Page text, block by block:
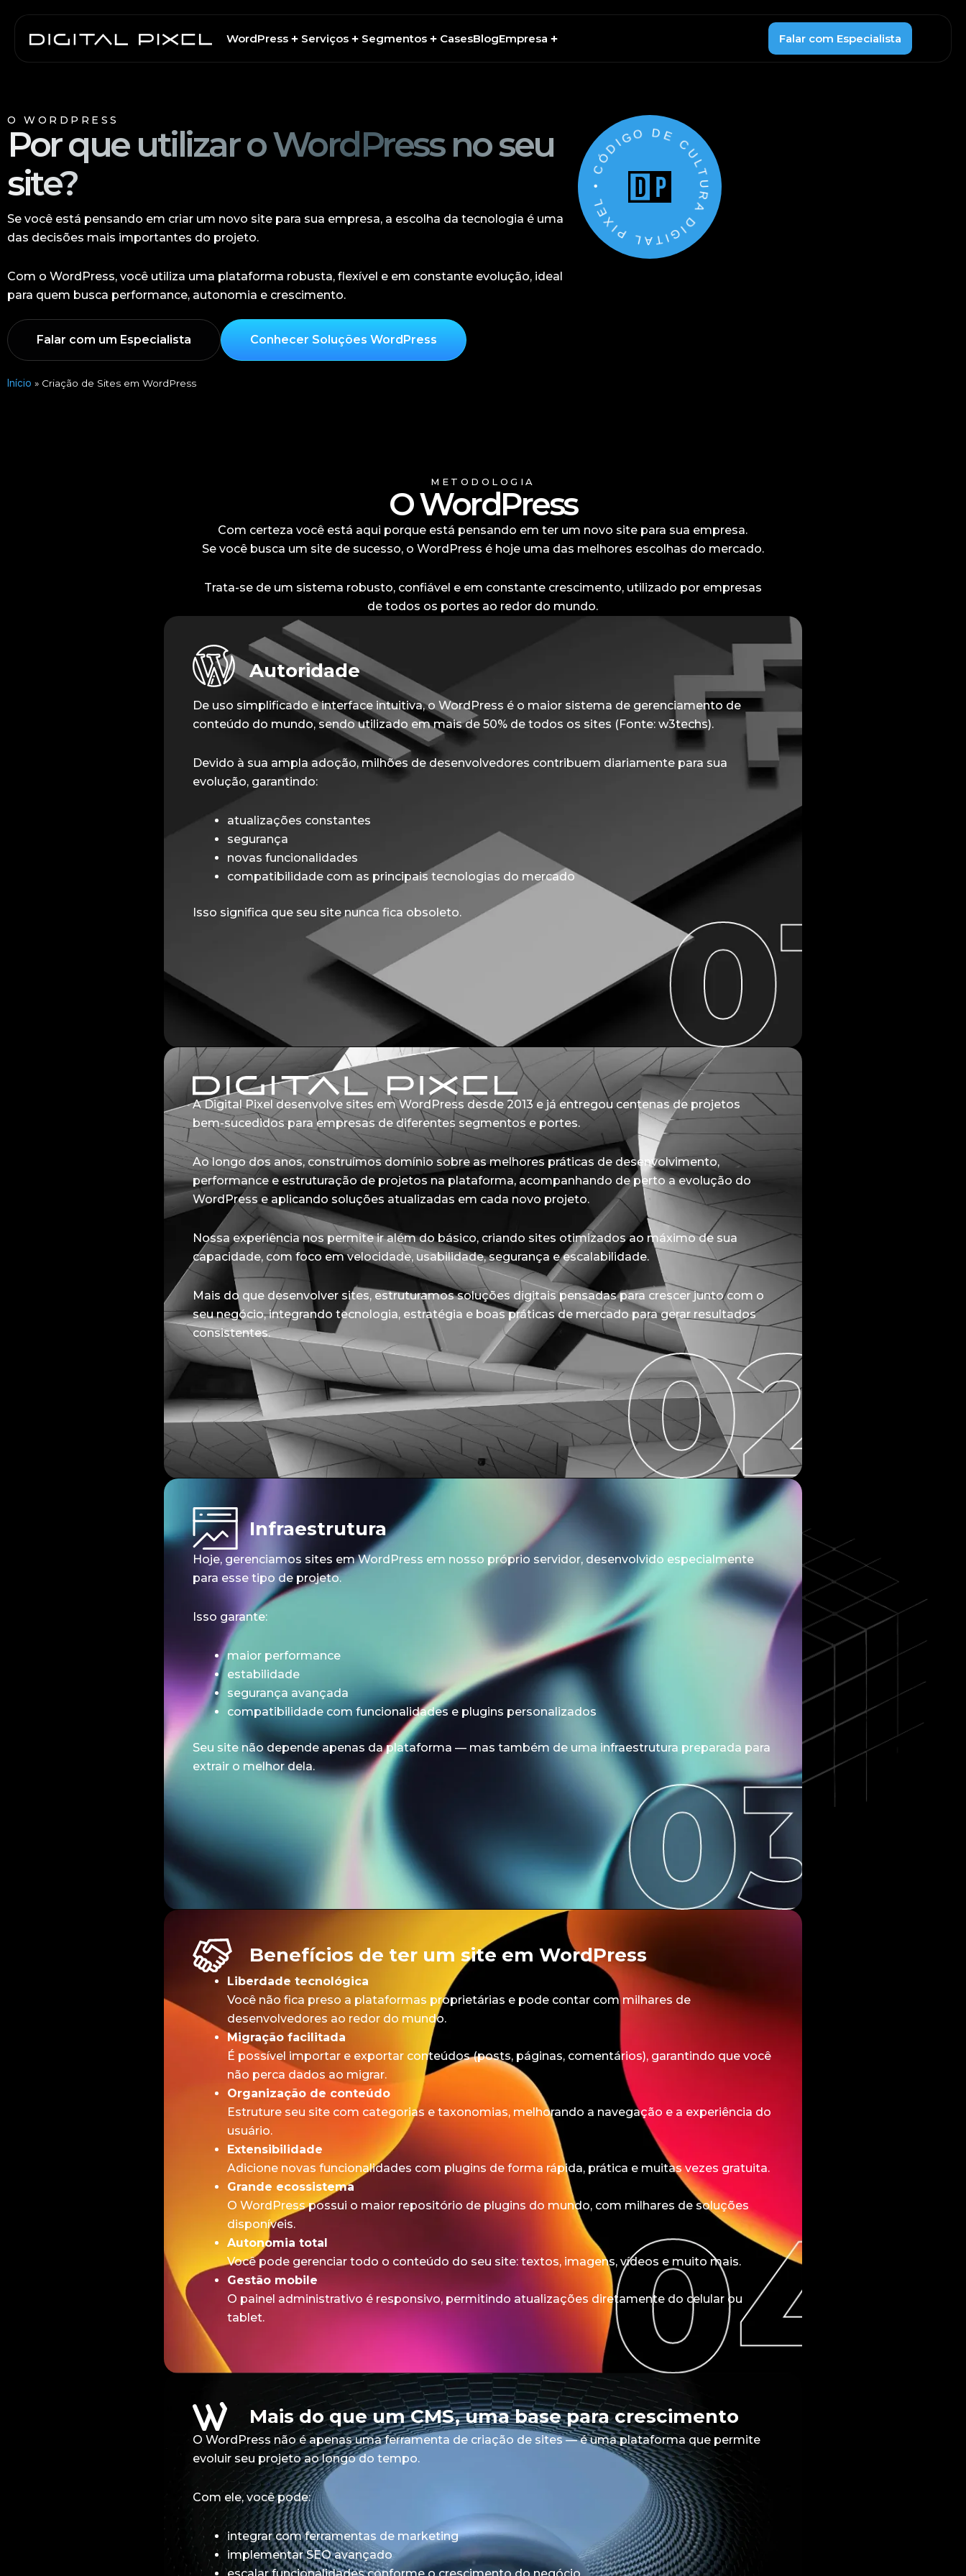
content
WordPress Serviços Segmentos CasesBlogEmpresa Falar com Especialista
O WORDPRESS
Por que utilizar o WordPress no seu
site?
Se você está pensando em criar um novo site para sua empresa, a escolha da tecnologia é uma
das decisões mais importantes do projeto.
Com o WordPress, você utiliza uma plataforma robusta, flexível e em constante evolução, ideal
para quem busca performance, autonomia e crescimento.
Falar com um Especialista Conhecer Soluções WordPress
Início » Criação de Sites em WordPress
• CÓDIGO DE CULTURA DIGITAL PIXEL
METODOLOGIA
O WordPress
Com certeza você está aqui porque está pensando em ter um novo site para sua empresa.
Se você busca um site de sucesso, o WordPress é hoje uma das melhores escolhas do mercado.
Trata-se de um sistema robusto, confiável e em constante crescimento, utilizado por empresas
de todos os portes ao redor do mundo.
Autoridade
De uso simplificado e interface intuitiva, o WordPress é o maior sistema de gerenciamento de
conteúdo do mundo, sendo utilizado em mais de 50% de todos os sites (Fonte: w3techs).
Devido à sua ampla adoção, milhões de desenvolvedores contribuem diariamente para sua
evolução, garantindo:
atualizações constantes
segurança
novas funcionalidades
compatibilidade com as principais tecnologias do mercado
Isso significa que seu site nunca fica obsoleto.
A Digital Pixel desenvolve sites em WordPress desde 2013 e já entregou centenas de projetos
bem-sucedidos para empresas de diferentes segmentos e portes.
Ao longo dos anos, construímos domínio sobre as melhores práticas de desenvolvimento,
performance e estruturação de projetos na plataforma, acompanhando de perto a evolução do
WordPress e aplicando soluções atualizadas em cada novo projeto.
Nossa experiência nos permite ir além do básico, criando sites otimizados ao máximo de sua
capacidade, com foco em velocidade, usabilidade, segurança e escalabilidade.
Mais do que desenvolver sites, estruturamos soluções digitais pensadas para crescer junto com o
seu negócio, integrando tecnologia, estratégia e boas práticas de mercado para gerar resultados
consistentes.
Infraestrutura
Hoje, gerenciamos sites em WordPress em nosso próprio servidor, desenvolvido especialmente
para esse tipo de projeto.
Isso garante:
maior performance
estabilidade
segurança avançada
compatibilidade com funcionalidades e plugins personalizados
Seu site não depende apenas da plataforma — mas também de uma infraestrutura preparada para
extrair o melhor dela.
Benefícios de ter um site em WordPress
Liberdade tecnológica
Você não fica preso a plataformas proprietárias e pode contar com milhares de
desenvolvedores ao redor do mundo.
Migração facilitada
É possível importar e exportar conteúdos (posts, páginas, comentários), garantindo que você
não perca dados ao migrar.
Organização de conteúdo
Estruture seu site com categorias e taxonomias, melhorando a navegação e a experiência do
usuário.
Extensibilidade
Adicione novas funcionalidades com plugins de forma rápida, prática e muitas vezes gratuita.
Grande ecossistema
O WordPress possui o maior repositório de plugins do mundo, com milhares de soluções
disponíveis.
Autonomia total
Você pode gerenciar todo o conteúdo do seu site: textos, imagens, vídeos e muito mais.
Gestão mobile
O painel administrativo é responsivo, permitindo atualizações diretamente do celular ou
tablet.
Mais do que um CMS, uma base para crescimento
O WordPress não é apenas uma ferramenta de criação de sites — é uma plataforma que permite
evoluir seu projeto ao longo do tempo.
Com ele, você pode:
integrar com ferramentas de marketing
implementar SEO avançado